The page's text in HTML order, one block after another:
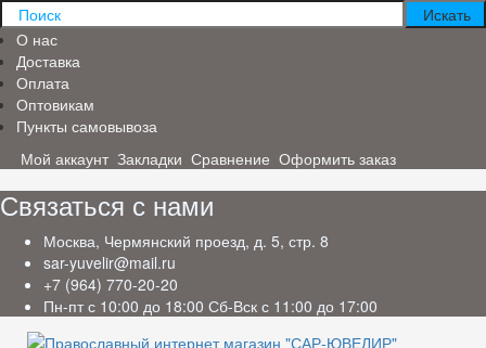
О нас
Доставка
Оплата
Оптовикам
Пункты самовывоза
Мой аккаунт Закладки Сравнение Оформить заказ
Связаться с нами
Москва, Чермянский проезд, д. 5, стр. 8
sar-yuvelir@mail.ru
+7 (964) 770-20-20
Пн-пт с 10:00 до 18:00 Сб-Вск с 11:00 до 17:00